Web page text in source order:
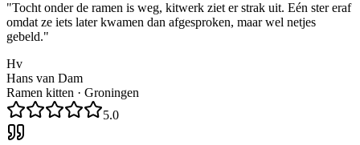
"Tocht onder de ramen is weg, kitwerk ziet er strak uit. Eén ster eraf
omdat ze iets later kwamen dan afgesproken, maar wel netjes
gebeld."
Hv
Hans van Dam
Ramen kitten · Groningen
5.0